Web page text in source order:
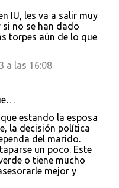
IU, les va a salir muy
no se han dado
torpes aún de lo que
a las 16:08
estando la esposa
la decisión política
del marido.
un poco. Este
o tiene mucho
mejor y